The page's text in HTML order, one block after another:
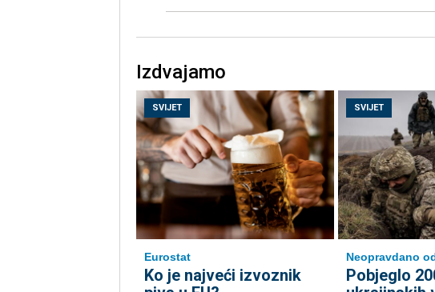
Izdvajamo
SVIJET
Eurostat
Ko je najveći izvoznik
SVIJET
Neopravdano
Pobjeglo